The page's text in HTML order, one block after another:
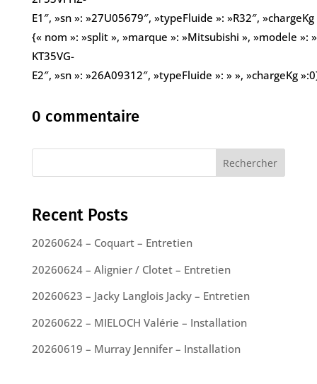
E1″, »sn »: »27U05679″, »typeFluide »: »R32″,
{« nom »: »split », »marque »: »Mitsubishi », »modele »:
KT35VG-
E2″, »sn »: »26A09312″, »typeFluide »: » », »chargeKg
0 commentaire
Rechercher
Recent Posts
20260624 – Coquart – Entretien
20260624 – Alignier / Clotet – Entretien
20260623 – Jacky Langlois Jacky – Entretien
20260622 – MIELOCH Valérie – Installation
20260619 – Murray Jennifer – Installation